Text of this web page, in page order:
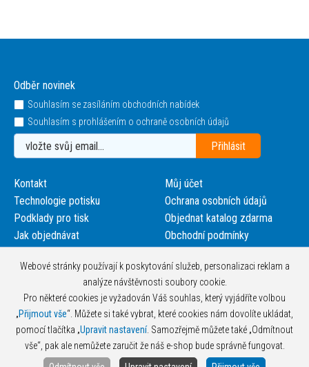
Webové stránky používají k poskytování služeb, personalizaci reklam a
analýze návštěvnosti soubory cookie.
Pro některé cookies je vyžadován Váš souhlas, který vyjádříte volbou
„Přijmout vše“. Můžete si také vybrat, které cookies nám dovolíte ukládat,
pomocí tlačítka „Upravit nastavení. Samozřejmě můžete také „Odmítnout
vše“, pak ale nemůžete zaručit že náš e-shop bude správně fungovat.
Odběr novinek
Souhlasím se zasíláním obchodních nabídek
Souhlasím s prohlášením o ochraně osobních údajů
Kontakt
Technologie potisku
Podklady pro tisk
Jak objednávat
Můj účet
Ochrana osobních údajů
Objednat katalog zdarma
Obchodní podmínky